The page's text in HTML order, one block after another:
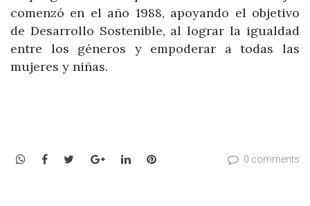
comenzó en el año 1988, apoyando el objetivo
de Desarrollo Sostenible, al lograr la igualdad
entre los géneros y empoderar a todas las
mujeres y niñas.
WhatsApp
Facebook
TwitterGoogle+LinkedInPinterest 0 comments